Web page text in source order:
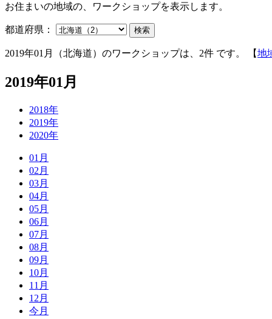
お住まいの地域の、ワークショップを表示します。
都道府県： 検索
2019年01月（北海道）のワークショップは、2件 です。 【地
2019年01月
2018年
2019年
2020年
01月
02月
03月
04月
05月
06月
07月
08月
09月
10月
11月
12月
今月